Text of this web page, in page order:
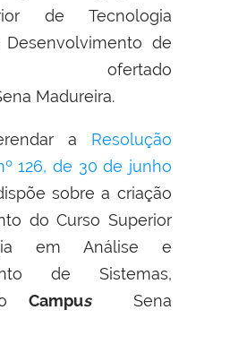
de Tecnologia
de
ofertado
Madureira.
a Resolução
126, de 30 de junho
sobre a criação
do Curso Superior
em Análise e
de Sistemas,
CampusSena